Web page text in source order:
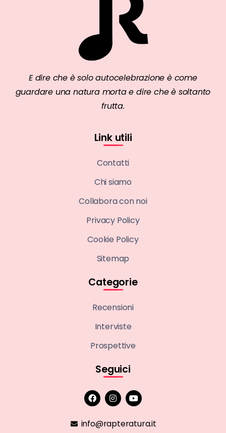
E dire che è solo autocelebrazione è come
guardare una natura morta e dire che è soltanto
frutta.
Link utili
Contatti
Chi siamo
Collabora con noi
Privacy Policy
Cookie Policy
Sitemap
Categorie
Recensioni
Interviste
Prospettive
Seguici
info@rapteratura.it